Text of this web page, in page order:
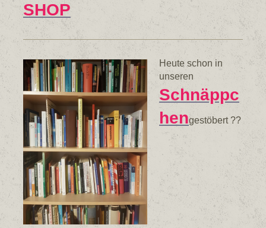
SHOP
Heute schon in
unseren
Schnäppc
hengestöbert ??